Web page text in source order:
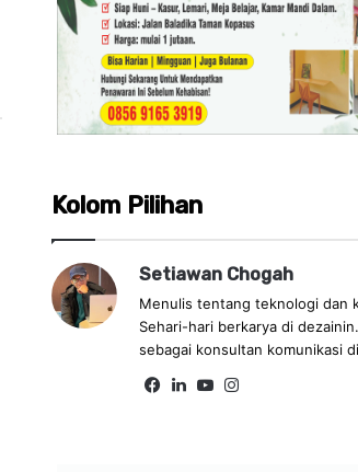
Kolom Pilihan
Setiawan Chogah
Menulis tentang teknologi dan
Sehari-hari berkarya di
sebagai konsultan komunikasi
Fa Lin Yo